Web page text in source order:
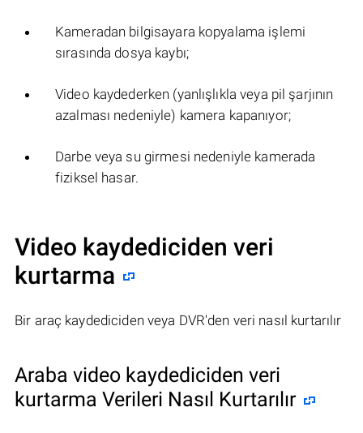
Kameradan bilgisayara kopyalama işlemi
sırasında dosya kaybı;
Video kaydederken (yanlışlıkla veya pil şarjının
azalması nedeniyle) kamera kapanıyor;
Darbe veya su girmesi nedeniyle kamerada
fiziksel hasar.
Video kaydediciden veri
kurtarma
Bir araç kaydediciden veya DVR'den veri nasıl kurtarılır
Araba video kaydediciden veri
kurtarma Verileri Nasıl Kurtarılır